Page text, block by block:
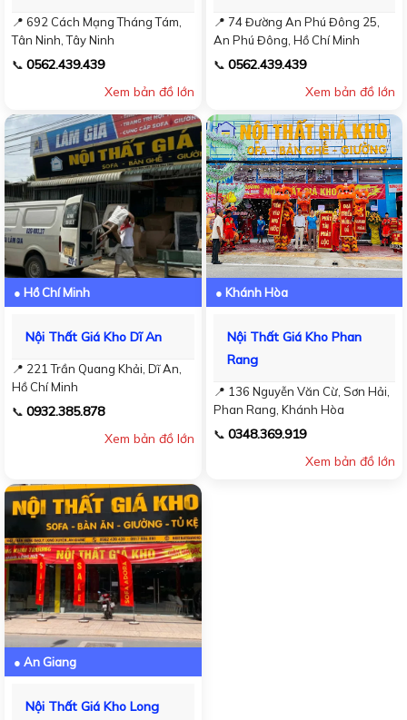
📍 692 Cách Mạng Tháng Tám,
Tân Ninh, Tây Ninh
📞 0562.439.439
Xem bản đồ lớn
📍 74 Đường An Phú Đông 25,
An Phú Đông, Hồ Chí Minh
📞 0562.439.439
Xem bản đồ lớn
● Hồ Chí Minh
Nội Thất Giá Kho Dĩ An
📍 221 Trần Quang Khải, Dĩ An,
Hồ Chí Minh
📞 0932.385.878
Xem bản đồ lớn
● Khánh Hòa
Nội Thất Giá Kho Phan
Rang
📍 136 Nguyễn Văn Cừ, Sơn Hải,
Phan Rang, Khánh Hòa
📞 0348.369.919
Xem bản đồ lớn
● An Giang
Nội Thất Giá Kho Long